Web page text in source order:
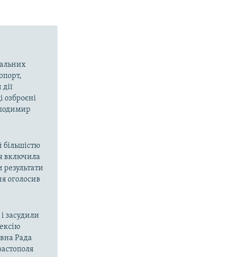
озброєні
більшістю
включила
оголосив
засудили
Рада